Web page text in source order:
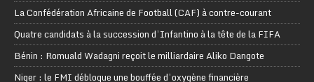
La Confédération Africaine de Football (CAF) à contre-courant
Quatre candidats à la succession d’Infantino à la tête de la FIFA
Bénin : Romuald Wadagni reçoit le milliardaire Aliko Dangote
Niger : le FMI débloque une bouffée d’oxygène financière